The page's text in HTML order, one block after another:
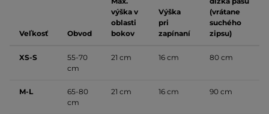
Veľkosť Obvod
výška v
oblasti
bokov
Výška
pri
zapínaní
(vrátane
suchého
zipsu)
XS-S
55-70
cm
21 cm 16 cm 80 cm
M-L
65-80
cm
21 cm 16 cm 90 cm